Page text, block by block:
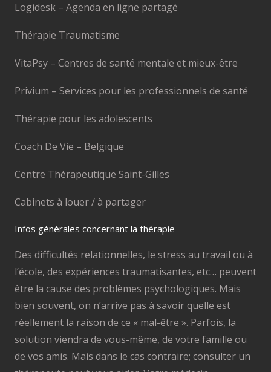
Logidesk – Agenda en ligne partagé
Thérapie Traumatisme
VitaPsy – Centres de santé mentale et mieux-être
Privium – Services pour les professionnels de santé
Thérapie pour les adolescents
Coach De Vie – Belgique
Centre Thérapeutique Saint-Gilles
Cabinets à louer / à partager
Infos générales concernant la thérapie
Des difficultés relationnelles, le stress au travail ou à
l’école, des expériences traumatisantes, etc… peuvent
être la cause des problèmes psychologiques. Mais
bien souvent, on n’arrive pas à savoir quelle est
réellement la raison de ce « mal-être ». Parfois, la
solution viendra de vous-même, de votre famille ou
de vos amis. Mais dans le cas contraire; consulter un